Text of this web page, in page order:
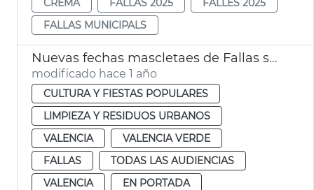
FALLAS MUNICIPALS
Nuevas fechas mascletaes de Fallas suspendidas por la lluvia
modificado hace 1 año
CULTURA Y FIESTAS POPULARES
LIMPIEZA Y RESIDUOS URBANOS
VALENCIA
VALENCIA VERDE
FALLAS
TODAS LAS AUDIENCIAS
VALENCIA
EN PORTADA